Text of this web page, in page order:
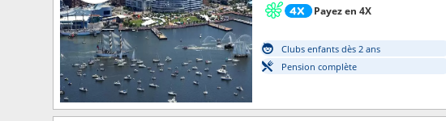
Payez en 4X
Clubs enfants dès 2 ans
Pension complète